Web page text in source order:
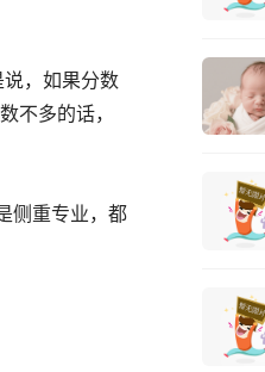
，如果分数
不多的话，
侧重专业，都